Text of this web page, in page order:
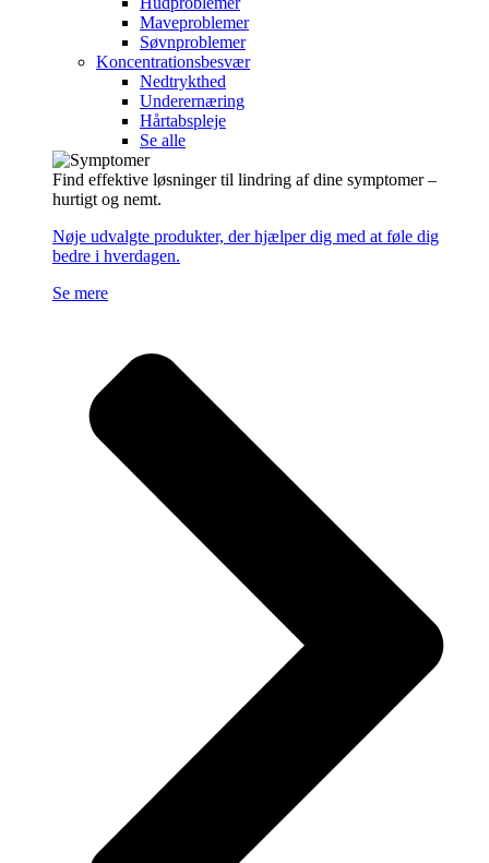
Maveproblemer
Søvnproblemer
Koncentrationsbesvær
Nedtrykthed
Underernæring
Hårtabspleje
Se alle
Find effektive løsninger til lindring af dine symptomer –
hurtigt og nemt.
Nøje udvalgte produkter, der hjælper dig med at føle dig
bedre i hverdagen.
Se mere